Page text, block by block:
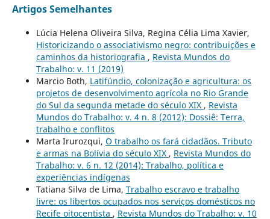
Artigos Semelhantes
Lúcia Helena Oliveira Silva, Regina Célia Lima Xavier,
Historicizando o associativismo negro: contribuições e
caminhos da historiografia , Revista Mundos do
Trabalho: v. 11 (2019)
Marcio Both, Latifúndio, colonização e agricultura: os
projetos de desenvolvimento agrícola no Rio Grande
do Sul da segunda metade do século XIX , Revista
Mundos do Trabalho: v. 4 n. 8 (2012): Dossiê: Terra,
trabalho e conflitos
Marta Irurozqui, O trabalho os fará cidadãos. Tributo
e armas na Bolívia do século XIX , Revista Mundos do
Trabalho: v. 6 n. 12 (2014): Trabalho, política e
experiências indígenas
Tatiana Silva de Lima, Trabalho escravo e trabalho
livre: os libertos ocupados nos serviços domésticos no
Recife oitocentista , Revista Mundos do Trabalho: v. 10